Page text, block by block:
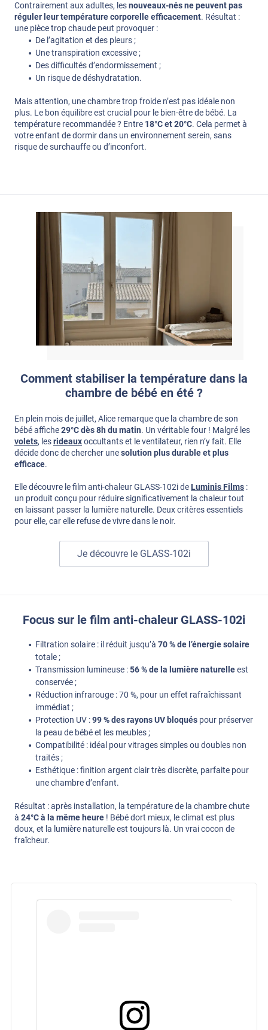
Contrairement aux adultes, lesnouveaux-nés ne peuvent pas
réguler leur température corporelle efficacement. Résultat :
une pièce trop chaude peut provoquer :
De l’agitation et des pleurs ;
Une transpiration excessive ;
Des difficultés d’endormissement ;
Un risque de déshydratation.
Mais attention, une chambre trop froide n’est pas idéale non
plus. Le bon équilibre est crucial pour le bien-être de bébé. La
température recommandée ? Entre 18°C et 20°C. Cela permet à
votre enfant de dormir dans un environnement serein, sans
risque de surchauffe ou d’inconfort.
Comment stabiliser la température dans la
chambre de bébé en été ?
En plein mois de juillet, Alice remarque que la chambre de son
bébé affiche29°C dès 8h du matin. Un véritable four ! Malgré les
volets, lesrideauxoccultants et le ventilateur, rien n’y fait. Elle
décide donc de chercher unesolution plus durable et plus
efficace.
Elle découvre le film anti-chaleur GLASS-102i de Luminis Films :
un produit conçu pour réduire significativement la chaleur tout
en laissant passer la lumière naturelle. Deux critères essentiels
pour elle, car elle refuse de vivre dans le noir.
Je découvre le GLASS-102i
Focus sur le film anti-chaleur GLASS-102i
Filtration solaire : il réduit jusqu’à 70 % de l’énergie solaire
totale ;
Transmission lumineuse :56 % de la lumière naturelleest
conservée ;
Réduction infrarouge : 70 %, pour un effet rafraîchissant
immédiat ;
Protection UV :99 % des rayons UV bloquéspour préserver
la peau de bébé et les meubles ;
Compatibilité : idéal pour vitrages simples ou doubles non
traités ;
Esthétique : finition argent clair très discrète, parfaite pour
une chambre d’enfant.
Résultat : après installation, la température de la chambre chute
à 24°C à la même heure ! Bébé dort mieux, le climat est plus
doux, et la lumière naturelle est toujours là. Un vrai cocon de
fraîcheur.